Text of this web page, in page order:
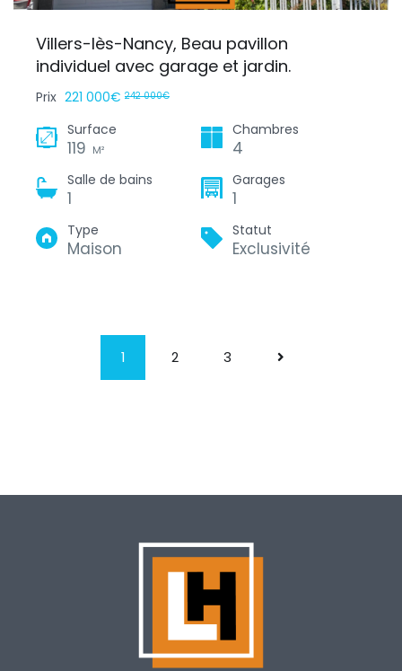
Villers-lès-Nancy, Beau pavillon
individuel avec garage et jardin.
Prix 221 000€ 242 000€
Surface
119 M²
Chambres
4
Salle de bains
1
Garages
1
Type
Maison
Statut
Exclusivité
1 2 3